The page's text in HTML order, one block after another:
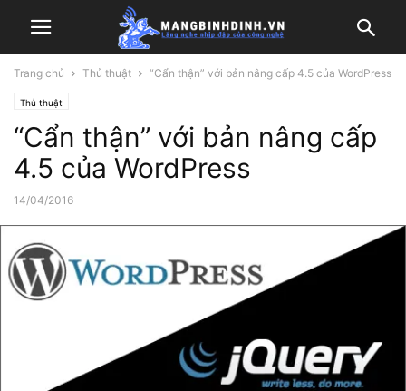
Trang chủ Thủ thuật “Cẩn thận” với bản nâng cấp 4.5 của WordPress
Thủ thuật
“Cẩn thận” với bản nâng cấp
4.5 của WordPress
14/04/2016